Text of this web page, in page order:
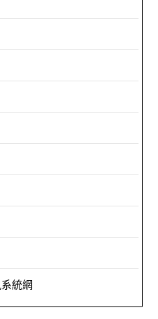
統網